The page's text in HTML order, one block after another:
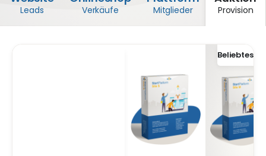
Leads Verkäufe Mitglieder Provision
kosten auktionssoftware
Beliebteste